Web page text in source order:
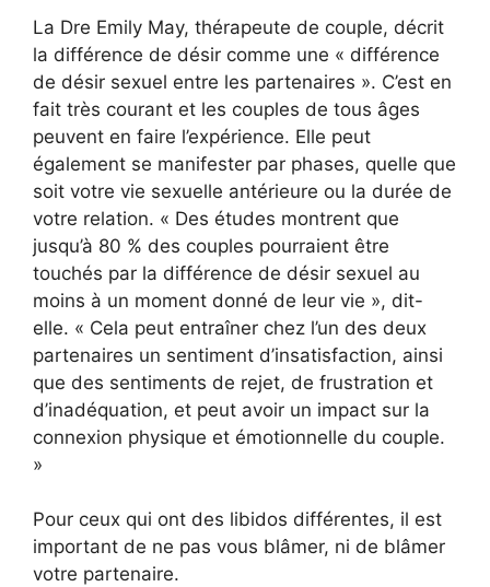
La Dre Emily May, thérapeute de couple, décrit
la différence de désir comme une « différence
de désir sexuel entre les partenaires ». C’est en
fait très courant et les couples de tous âges
peuvent en faire l’expérience. Elle peut
également se manifester par phases, quelle que
soit votre vie sexuelle antérieure ou la durée de
votre relation. « Des études montrent que
jusqu’à 80 % des couples pourraient être
touchés par la différence de désir sexuel au
moins à un moment donné de leur vie », dit-
elle. « Cela peut entraîner chez l’un des deux
partenaires un sentiment d’insatisfaction, ainsi
que des sentiments de rejet, de frustration et
d’inadéquation, et peut avoir un impact sur la
connexion physique et émotionnelle du couple.
»
Pour ceux qui ont des libidos différentes, il est
important de ne pas vous blâmer, ni de blâmer
votre partenaire.